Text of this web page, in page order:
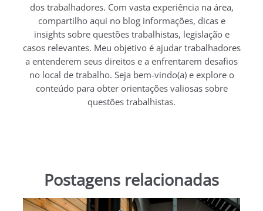
dos trabalhadores. Com vasta experiência na área,
compartilho aqui no blog informações, dicas e
insights sobre questões trabalhistas, legislação e
casos relevantes. Meu objetivo é ajudar trabalhadores
a entenderem seus direitos e a enfrentarem desafios
no local de trabalho. Seja bem-vindo(a) e explore o
conteúdo para obter orientações valiosas sobre
questões trabalhistas.
Postagens relacionadas